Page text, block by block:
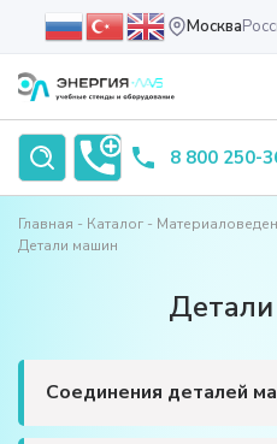
Москва
8 800 250-
Главная Каталог
Детали машин
Соединения деталей